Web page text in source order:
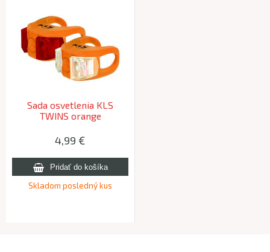
Sada osvetlenia KLS
TWINS orange
4,99 €
Skladom posledný kus